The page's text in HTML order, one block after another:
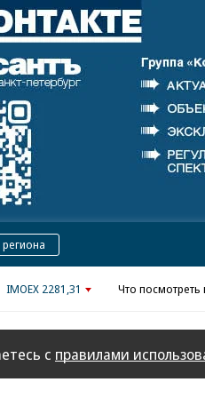
IMOEX 2281,31 Что посмотреть
с правилами